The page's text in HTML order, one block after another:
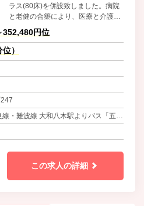
ラス(80床)を併設致しました。病院
と老健の合築により、医療と介護の
連携が取り易い構造で、精神科治療
から介護施設へ円滑に移行できる体
制を整えております。
352,480円位
）
・難波線 大和八木駅よりバス「五
この求人の詳細